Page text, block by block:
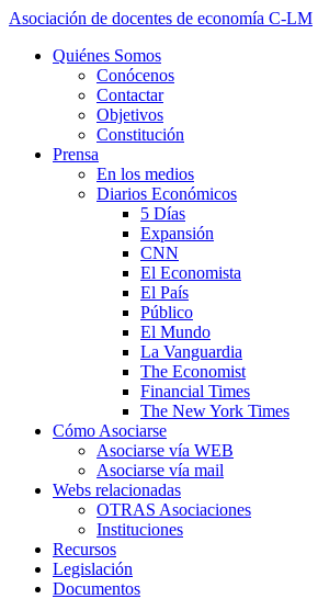
Asociación de docentes de economía C-LM
Quiénes Somos
Conócenos
Contactar
Objetivos
Constitución
Prensa
En los medios
Diarios Económicos
5 Días
Expansión
CNN
El Economista
El País
Público
El Mundo
La Vanguardia
The Economist
Financial Times
The New York Times
Cómo Asociarse
Asociarse vía WEB
Asociarse vía mail
Webs relacionadas
OTRAS Asociaciones
Instituciones
Recursos
Legislación
Documentos